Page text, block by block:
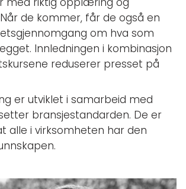
de kommer, får de også en
om hva som
Innledningen i kombinasjon
reduserer presset på
er utviklet i samarbeid med
bransjestandarden. De er
alle i virksomheten har den